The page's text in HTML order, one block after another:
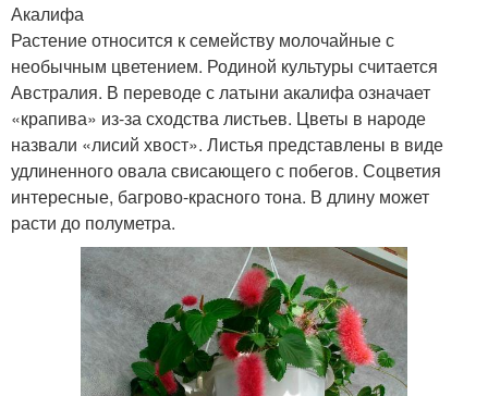
Акалифа
Растение относится к семейству молочайные с
необычным цветением. Родиной культуры считается
Австралия. В переводе с латыни акалифа означает
«крапива» из-за сходства листьев. Цветы в народе
назвали «лисий хвост». Листья представлены в виде
удлиненного овала свисающего с побегов. Соцветия
интересные, багрово-красного тона. В длину может
расти до полуметра.